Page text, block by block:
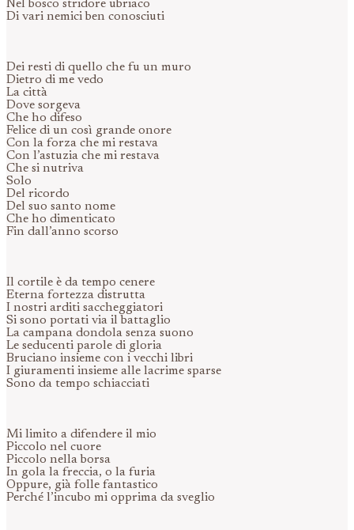
Nel bosco stridore ubriaco
Di vari nemici ben conosciuti
Dei resti di quello che fu un muro
Dietro di me vedo
La città
Dove sorgeva
Che ho difeso
Felice di un così grande onore
Con la forza che mi restava
Con l’astuzia che mi restava
Che si nutriva
Solo
Del ricordo
Del suo santo nome
Che ho dimenticato
Fin dall’anno scorso
Il cortile è da tempo cenere
Eterna fortezza distrutta
I nostri arditi saccheggiatori
Si sono portati via il battaglio
La campana dondola senza suono
Le seducenti parole di gloria
Bruciano insieme con i vecchi libri
I giuramenti insieme alle lacrime sparse
Sono da tempo schiacciati
Mi limito a difendere il mio
Piccolo nel cuore
Piccolo nella borsa
In gola la freccia, o la furia
Oppure, già folle fantastico
Perché l’incubo mi opprima da sveglio